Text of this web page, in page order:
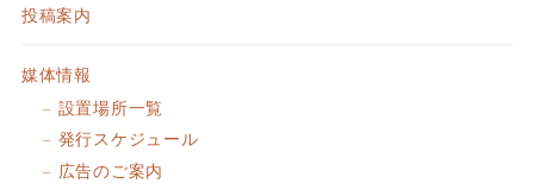
投稿案内
媒体情報
設置場所一覧
発行スケジュール
広告のご案内